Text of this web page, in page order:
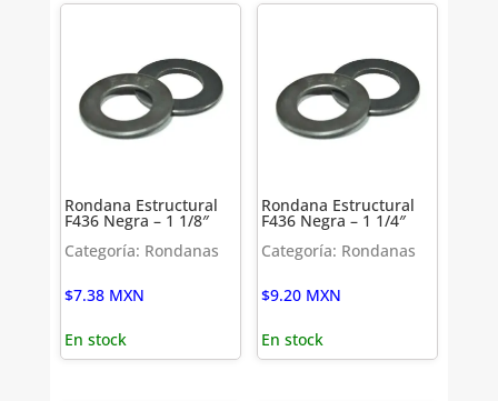
Rondana Estructural
F436 Negra – 1 1/8″
Categoría: Rondanas
$7.38 MXN
En stock
Rondana Estructural
F436 Negra – 1 1/4″
Categoría: Rondanas
$9.20 MXN
En stock